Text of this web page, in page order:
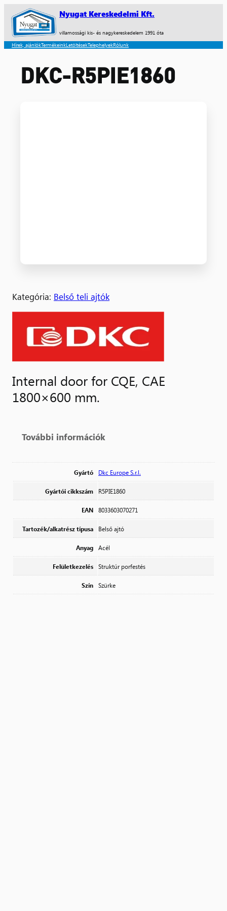
Nyugat Kereskedelmi Kft.
villamossági kis- és nagykereskedelem 1991 óta
Hírek, ajánlókTermékeinkLetöltésekTelephelyekRólunk
DKC-R5PIE1860
Kategória: Belső teli ajtók
Internal door for CQE, CAE
1800×600 mm.
További információk
Gyártó Dkc Europe S.r.l.
Gyártói cikkszám R5PIE1860
EAN 8033603070271
Tartozék/alkatrész típusa Belső ajtó
Anyag Acél
Felületkezelés Struktúr porfestés
Szín Szürke